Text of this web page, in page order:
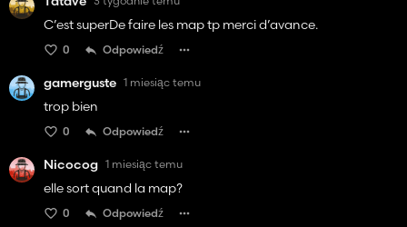
C’est superDe faire les map tp merci d’avance.
0 Odpowiedź
gamerguste 1 miesiąc temu
trop bien
0 Odpowiedź
Nicocog 1 miesiąc temu
elle sort quand la map?
0 Odpowiedź